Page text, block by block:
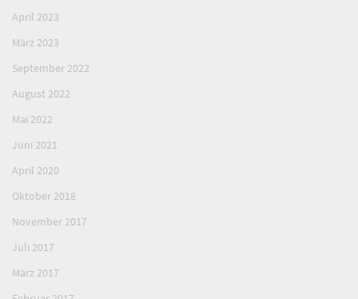
April 2023
März 2023
September 2022
August 2022
Mai 2022
Juni 2021
April 2020
Oktober 2018
November 2017
Juli 2017
März 2017